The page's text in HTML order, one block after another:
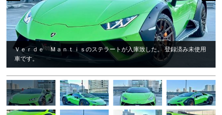
Ｖｅｒｄｅ Ｍａｎｔｉｓのステラートが入庫致した。 登録済み未使用
車です。